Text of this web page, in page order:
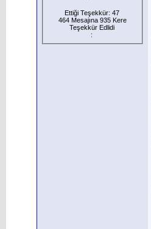
Ettiği Teşekkür: 47
464 Mesajına 935 Kere
Teşekkür Edlidi
: